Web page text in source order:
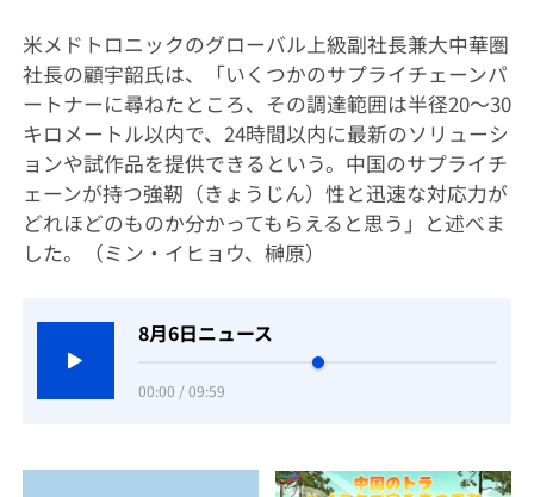
米メドトロニックのグローバル上級副社長兼大中華圏
社長の顧宇韶氏は、「いくつかのサプライチェーンパ
ートナーに尋ねたところ、その調達範囲は半径20～30
キロメートル以内で、24時間以内に最新のソリューシ
ョンや試作品を提供できるという。中国のサプライチ
ェーンが持つ強靭（きょうじん）性と迅速な対応力が
どれほどのものか分かってもらえると思う」と述べま
した。（ミン・イヒョウ、榊原）
8月6日ニュース
00:00 / 09:59